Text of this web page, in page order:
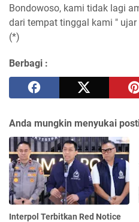
Bondowoso, kami tidak lagi
dari tempat tinggal kami "
(*)
Berbagi :
Anda mungkin menyukai
Interpol Terbitkan Red Notice